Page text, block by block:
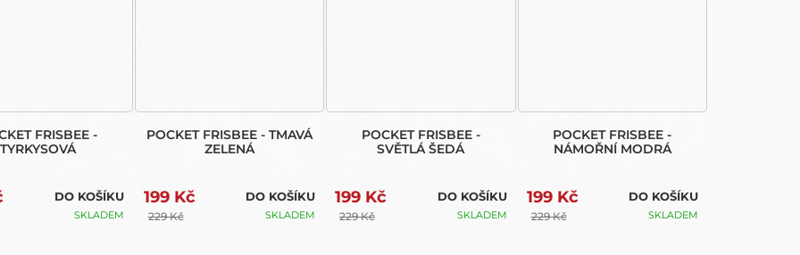
FRISBEE -
TYRKYSOVÁ
DO KOŠÍKU
SKLADEM
POCKET FRISBEE - TMAVÁ
ZELENÁ
199 Kč
229 Kč
DO KOŠÍKU
SKLADEM
POCKET FRISBEE -
SVĚTLÁ ŠEDÁ
199 Kč
229 Kč
DO KOŠÍKU
SKLADEM
POCKET FRISBEE -
NÁMOŘNÍ MODRÁ
199 Kč
229 Kč
DO KOŠÍKU
SKLADEM